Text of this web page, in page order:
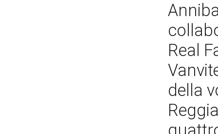
Real
della